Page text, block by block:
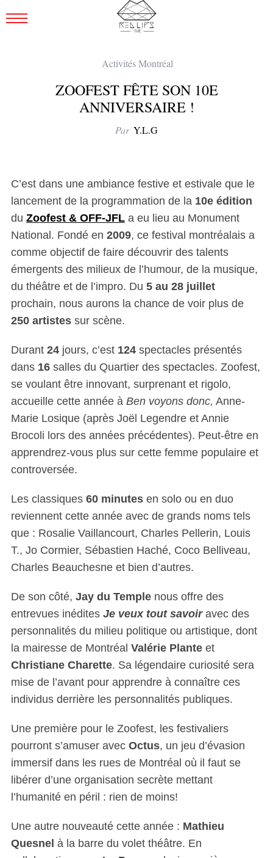
Activités Montréal
ZOOFEST FÊTE SON 10E
ANNIVERSAIRE !
Par Y.L.G
C’est dans une ambiance festive et estivale que le
lancement de la programmation de la 10e édition
du Zoofest & OFF-JFLa eu lieu au Monument
National. Fondé en 2009, ce festival montréalais a
comme objectif de faire découvrir des talents
émergents des milieux de l’humour, de la musique,
du théâtre et de l’impro. Du 5 au 28 juillet
prochain, nous aurons la chance de voir plus de
250 artistessur scène.
Durant 24jours, c’est 124spectacles présentés
dans 16salles du Quartier des spectacles. Zoofest,
se voulant être innovant, surprenant et rigolo,
accueille cette année à Ben voyons donc, Anne-
Marie Losique (après Joël Legendre et Annie
Brocoli lors des années précédentes). Peut-être en
apprendrez-vous plus sur cette femme populaire et
controversée.
Les classiques 60 minutesen solo ou en duo
reviennent cette année avec de grands noms tels
que : Rosalie Vaillancourt, Charles Pellerin, Louis
T., Jo Cormier, Sébastien Haché, Coco Belliveau,
Charles Beauchesne et bien d’autres.
De son côté, Jay du Templenous offre des
entrevues inédites Je veux tout savoiravec des
personnalités du milieu politique ou artistique, dont
la mairesse de Montréal Valérie Planteet
Christiane Charette. Sa légendaire curiosité sera
mise de l’avant pour apprendre à connaître ces
individus derrière les personnalités publiques.
Une première pour le Zoofest, les festivaliers
pourront s’amuser avec Octus, un jeu d’évasion
immersif dans les rues de Montréal où il faut se
libérer d’une organisation secrète mettant
l’humanité en péril : rien de moins!
Une autre nouveauté cette année : Mathieu
Quesnel à la barre du volet théâtre. En